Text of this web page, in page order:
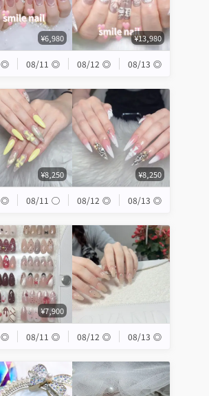
¥6,980 ¥13,980
◎ 08/11 ◎ 08/12 ◎ 08/13 ◎
¥8,250 ¥8,250
◎ 08/11 ◯ 08/12 ◎ 08/13 ◎
¥7,900
◎ 08/11 ◎ 08/12 ◎ 08/13 ◎